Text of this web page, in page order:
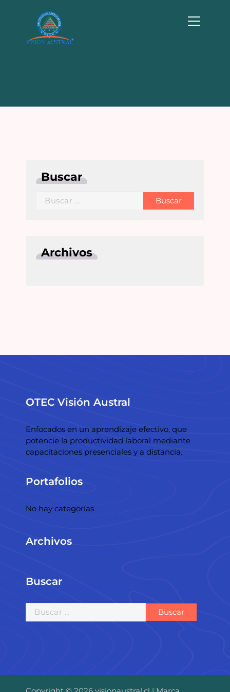
Buscar
Archivos
OTEC Visión Austral
Enfocados en un aprendizaje efectivo, que
potencie la productividad laboral mediante
capacitaciones presenciales y a distancia.
Portafolios
No hay categorías
Archivos
Buscar